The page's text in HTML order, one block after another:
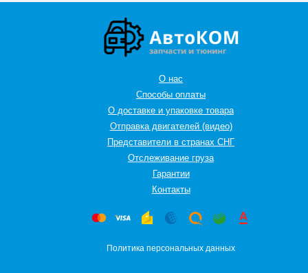
О нас
Способы оплаты
О доставке и упаковке товара
Отправка двигателей (видео)
Представители в странах СНГ
Oтслеживание груза
Гарантии
Контакты
Политика персональных данных